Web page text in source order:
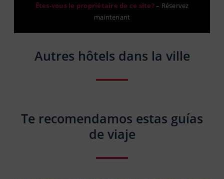
Êtes-vous le propriétaire de ce site?– Réservez
maintenant
Autres hôtels dans la ville
Te recomendamos estas guías
de viaje